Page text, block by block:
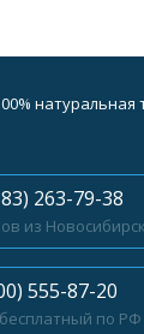
натуральная
263-79-38
из
555-87-20
по РФ